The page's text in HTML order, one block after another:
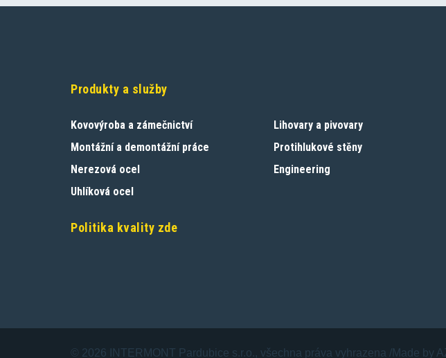
Produkty a služby
Kovovýroba a zámečnictví
Montážní a demontážní práce
Nerezová ocel
Uhlíková ocel
Lihovary a pivovary
Protihlukové stěny
Engineering
Politika kvality zde
© 2026 INTERMONT Pardubice s.r.o., všechna práva vyhrazena Made by